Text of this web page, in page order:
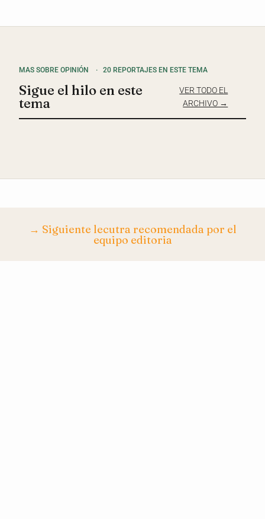
MAS SOBRE OPINIÓN · 20 REPORTAJES EN ESTE TEMA
Sigue el hilo en este
tema
VER TODO EL
ARCHIVO →
→ Siguiente lecutra recomendada por el
equipo editoria